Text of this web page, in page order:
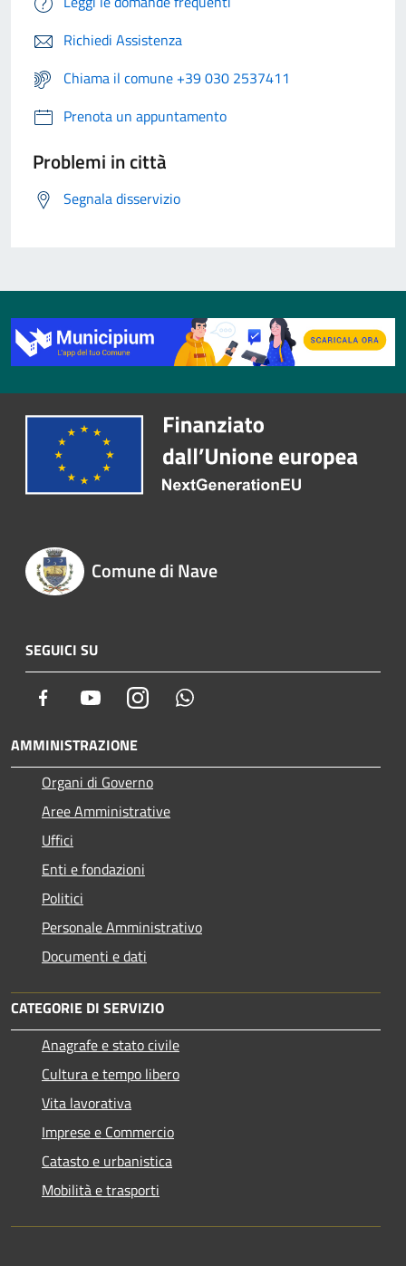
Richiedi Assistenza
Chiama il comune +39 030 2537411
Prenota un appuntamento
Problemi in città
Segnala disservizio
Comune di Nave
SEGUICI SU
Facebook YoutubeInstagram
AMMINISTRAZIONE
Organi di Governo
Aree Amministrative
Uffici
Enti e fondazioni
Politici
Personale Amministrativo
Documenti e dati
CATEGORIE DI SERVIZIO
Anagrafe e stato civile
Cultura e tempo libero
Vita lavorativa
Imprese e Commercio
Catasto e urbanistica
Mobilità e trasporti